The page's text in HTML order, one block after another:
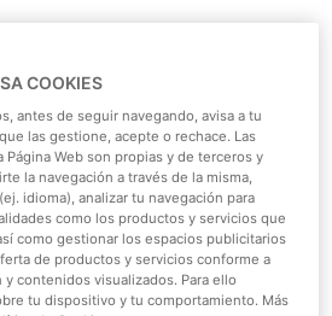
y mantente al día sobre
y visitas escolares.
COOKIES
antes de seguir navegando, avisa a tu
las gestione, acepte o rechace. Las
Web son propias y de terceros y
la navegación a través de la misma,
idioma), analizar tu navegación para
como los productos y servicios que
como gestionar los espacios publicitarios
de productos y servicios conforme a
contenidos visualizados. Para ello
tu dispositivo y tu comportamiento. Más